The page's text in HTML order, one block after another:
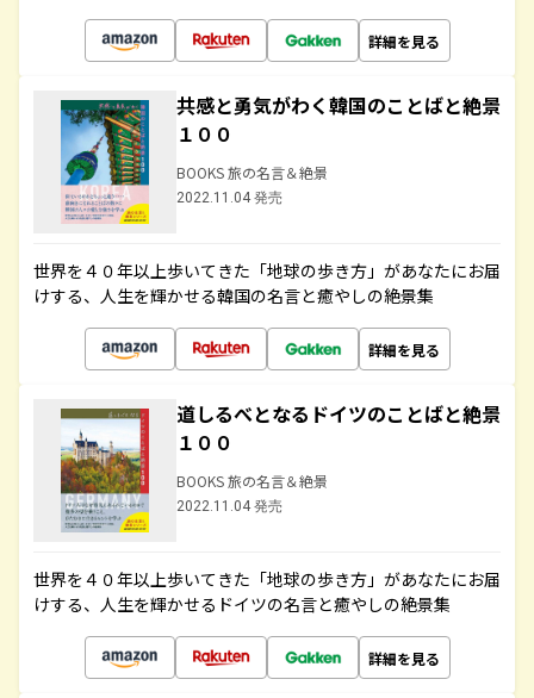
詳細を見る
共感と勇気がわく韓国のことばと絶景
１００
BOOKS 旅の名言＆絶景
2022.11.04 発売
世界を４０年以上歩いてきた「地球の歩き方」があなたにお届
けする、人生を輝かせる韓国の名言と癒やしの絶景集
詳細を見る
道しるべとなるドイツのことばと絶景
１００
BOOKS 旅の名言＆絶景
2022.11.04 発売
世界を４０年以上歩いてきた「地球の歩き方」があなたにお届
けする、人生を輝かせるドイツの名言と癒やしの絶景集
詳細を見る